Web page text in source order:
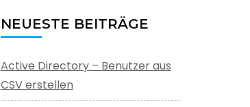
NEUESTE BEITRÄGE
Active Directory – Benutzer aus
CSV erstellen